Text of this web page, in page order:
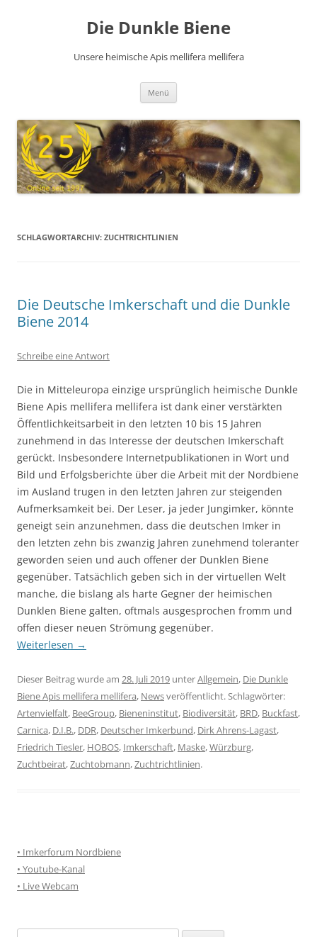
Die Dunkle Biene
Unsere heimische Apis mellifera mellifera
Menü
SCHLAGWORTARCHIV: ZUCHTRICHTLINIEN
Die Deutsche Imkerschaft und die Dunkle
Biene 2014
Schreibe eine Antwort
Die in Mitteleuropa einzige ursprünglich heimische Dunkle
Biene Apis mellifera mellifera ist dank einer verstärkten
Öffentlichkeitsarbeit in den letzten 10 bis 15 Jahren
zunehmend in das Interesse der deutschen Imkerschaft
gerückt. Insbesondere Internetpublikationen in Wort und
Bild und Erfolgsberichte über die Arbeit mit der Nordbiene
im Ausland trugen in den letzten Jahren zur steigenden
Aufmerksamkeit bei. Der Leser, ja jeder Jungimker, könnte
geneigt sein anzunehmen, dass die deutschen Imker in
den letzten zehn bis zwanzig Jahren zunehmend toleranter
geworden seien und auch offener der Dunklen Biene
gegenüber. Tatsächlich geben sich in der virtuellen Welt
manche, die bislang als harte Gegner der heimischen
Dunklen Biene galten, oftmals ausgesprochen fromm und
offen dieser neuen Strömung gegenüber.
Weiterlesen →
Dieser Beitrag wurde am 28. Juli 2019 unterAllgemein, Die Dunkle
Biene Apis mellifera mellifera, Newsveröffentlicht. Schlagwörter:
Artenvielfalt, BeeGroup, Bieneninstitut, Biodiversität, BRD, Buckfast,
Carnica, D.I.B., DDR, Deutscher Imkerbund, Dirk Ahrens-Lagast,
Friedrich Tiesler, HOBOS, Imkerschaft, Maske,Würzburg,
Zuchtbeirat,Zuchtobmann,Zuchtrichtlinien.
• Imkerforum Nordbiene
• Youtube-Kanal
• Live Webcam